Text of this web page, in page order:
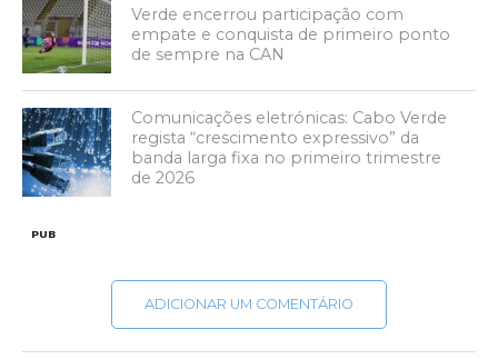
Verde encerrou participação com
empate e conquista de primeiro ponto
de sempre na CAN
Comunicações eletrónicas: Cabo Verde
regista “crescimento expressivo” da
banda larga fixa no primeiro trimestre
de 2026
PUB
ADICIONAR UM COMENTÁRIO